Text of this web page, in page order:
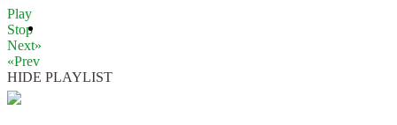
Play
Stop
Next»
«Prev
HIDE PLAYLIST